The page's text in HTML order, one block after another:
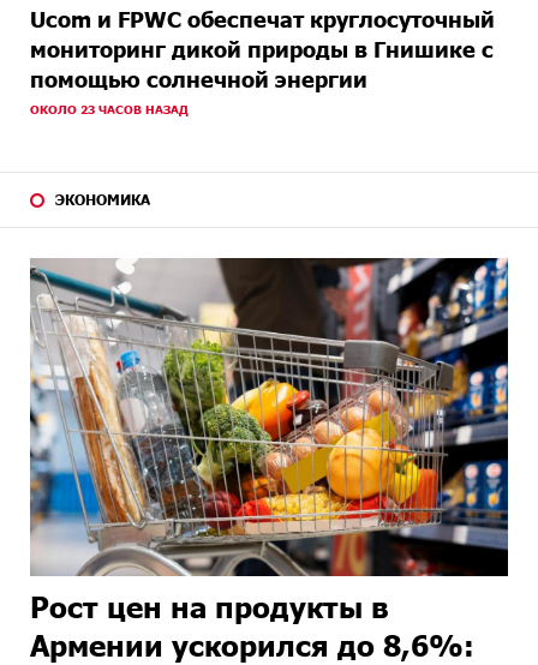
Ucom и FPWC обеспечат круглосуточный
мониторинг дикой природы в Гнишике с
помощью солнечной энергии
ОКОЛО 23 ЧАСОВ НАЗАД
ЭКОНОМИКА
Рост цен на продукты в
Армении ускорился до 8,6%: